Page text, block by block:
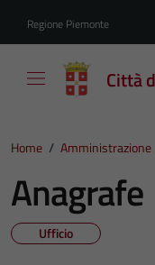
Regione Piemonte
Città
Home / Amministrazione
Anagrafe
Ufficio